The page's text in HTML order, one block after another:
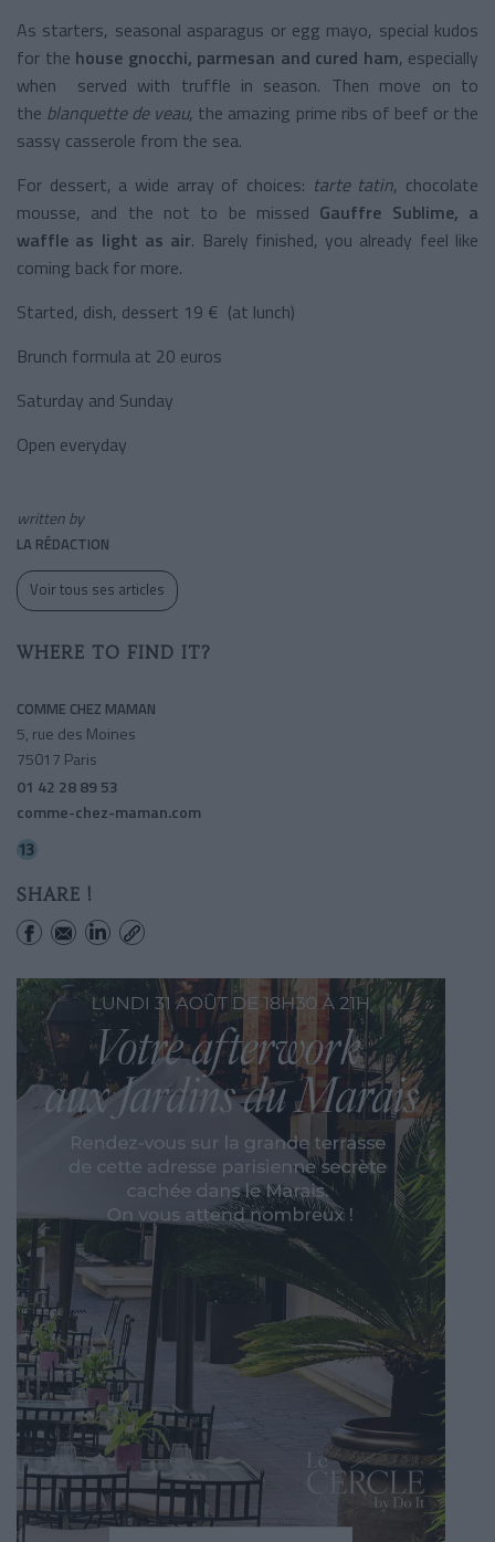
As starters, seasonal asparagus or egg mayo, special kudos
for the house gnocchi, parmesan and cured ham, especially
when served with truffle in season. Then move on to
the blanquette de veau, the amazing prime ribs of beef or the
sassy casserole from the sea.
For dessert, a wide array of choices: tarte tatin, chocolate
mousse, and the not to be missed Gauffre Sublime, a
waffle as light as air. Barely finished, you already feel like
coming back for more.
Started, dish, dessert 19 € (at lunch)
Brunch formula at 20 euros
Saturday and Sunday
Open everyday
written by
LA RÉDACTION
Voir tous ses articles
WHERE TO FIND IT?
COMME CHEZ MAMAN
5, rue des Moines
75017 Paris
01 42 28 89 53
comme-chez-maman.com
SHARE !